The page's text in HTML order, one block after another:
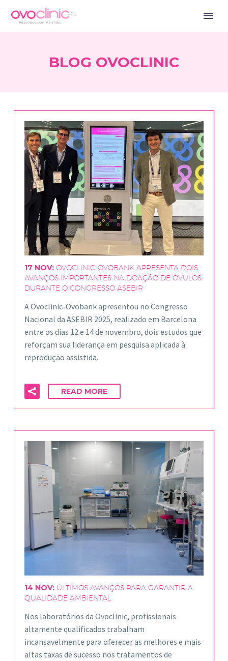
BLOG OVOCLINIC
17 NOV: OVOCLINIC-OVOBANK APRESENTA DOIS
AVANÇOS IMPORTANTES NA DOAÇÃO DE ÓVULOS
DURANTE O CONGRESSO ASEBIR
A Ovoclinic-Ovobank apresentou no Congresso
Nacional da ASEBIR 2025, realizado em Barcelona
entre os dias 12 e 14 de novembro, dois estudos que
reforçam sua liderança em pesquisa aplicada à
reprodução assistida.
READ MORE
14 NOV: ÚLTIMOS AVANÇOS PARA GARANTIR A
QUALIDADE AMBIENTAL
Nos laboratórios da Ovoclinic, profissionais
altamente qualificados trabalham
incansavelmente para oferecer as melhores e mais
altas taxas de sucesso nos tratamentos de